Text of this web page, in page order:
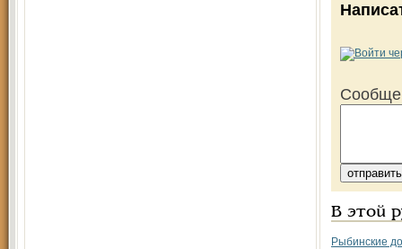
В этой
Рыбинские